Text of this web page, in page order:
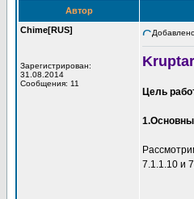
Автор
Chime[RUS]
Зарегистрирован:
31.08.2014
Сообщения: 11
Цель
7.1.1.10 и